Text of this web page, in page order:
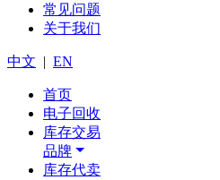
常见问题
关于我们
中文 | EN
首页
电子回收
库存交易
品牌
库存代卖